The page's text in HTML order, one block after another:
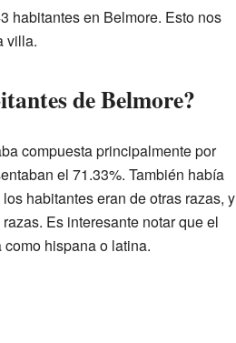
habitantes en Belmore. Esto nos
villa.
de Belmore?
compuesta principalmente por
el 71.33%. También había
habitantes eran de otras razas, y
Es interesante notar que el
hispana o latina.